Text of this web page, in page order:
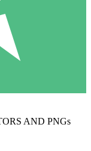
AND PNGs